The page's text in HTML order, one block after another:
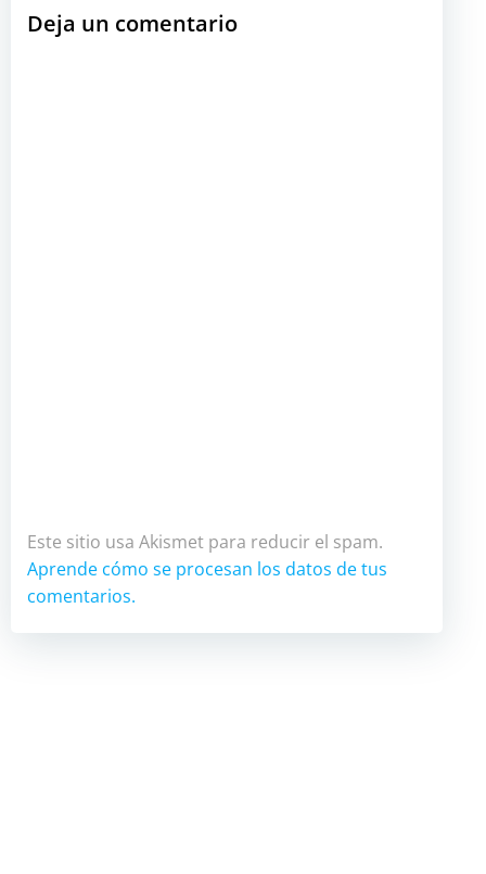
entradas
Deja un comentario
Este sitio usa Akismet para reducir el spam.
Aprende cómo se procesan los datos de tus
comentarios.